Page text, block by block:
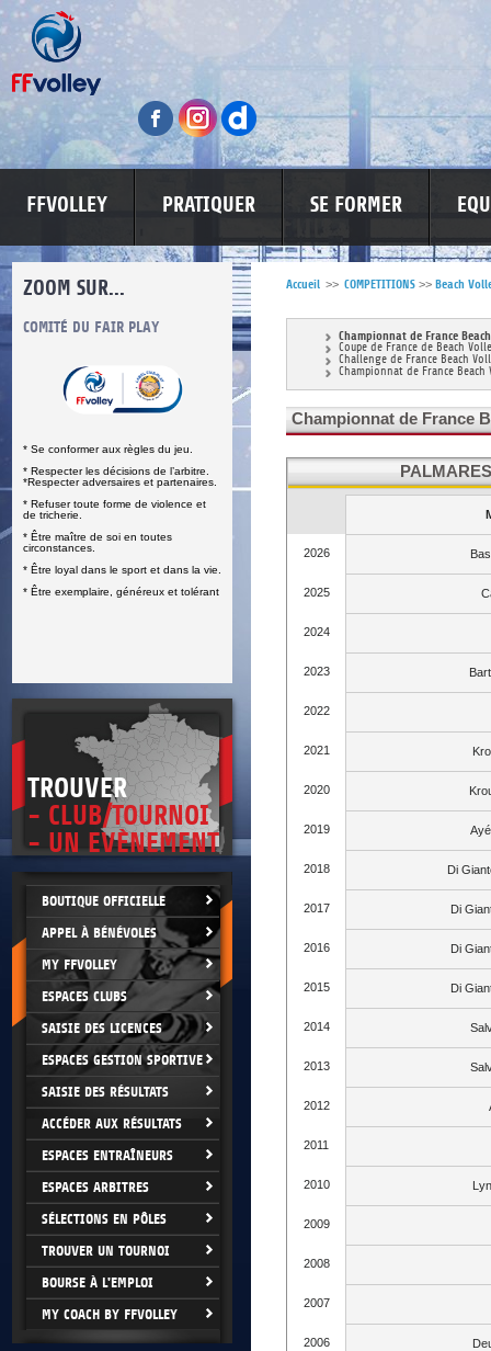
FFVOLLEY PRATIQUER SE FORMER
ZOOM SUR...
COMITÉ DU FAIR PLAY
* Se conformer aux règles du jeu.
* Respecter les décisions de l’arbitre.
*Respecter adversaires et partenaires.
* Refuser toute forme de violence et
de tricherie.
* Être maître de soi en toutes
circonstances.
* Être loyal dans le sport et dans la vie.
* Être exemplaire, généreux et tolérant
LUTTE CONTRE LES VIOLENCES MA PETITE
TROUVER
- CLUB/TOURNOI
- UN EVÈNEMENT
BOUTIQUE OFFICIELLE
APPEL À BÉNÉVOLES
MY FFVOLLEY
ESPACES CLUBS
SAISIE DES LICENCES
ESPACES GESTION SPORTIVE
SAISIE DES RÉSULTATS
ACCÉDER AUX RÉSULTATS
ESPACES ENTRAÎNEURS
ESPACES ARBITRES
SÉLECTIONS EN PÔLES
TROUVER UN TOURNOI
BOURSE À L'EMPLOI
MY COACH BY FFVOLLEY
Accueil >> COMPETITIONS >> Beach
Championnat de France
Coupe de France de Beach
Challenge de France Beach
Championnat de France Beach
Championnat de France
2026
2025
2024
2023
2022
2021
2020
2019
2018 Di
2017 Di
2016 Di
2015 Di
2014
2013
2012
2011
2010
2009
2008
2007
2006